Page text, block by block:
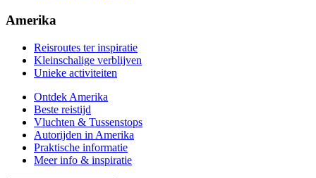
Amerika
Reisroutes ter inspiratie
Kleinschalige verblijven
Unieke activiteiten
Ontdek Amerika
Beste reistijd
Vluchten & Tussenstops
Autorijden in Amerika
Praktische informatie
Meer info & inspiratie